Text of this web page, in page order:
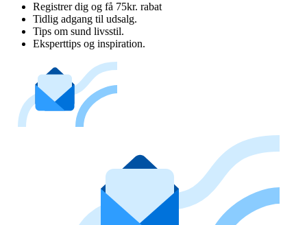
Registrer dig og få 75kr. rabat
Tidlig adgang til udsalg.
Tips om sund livsstil.
Eksperttips og inspiration.